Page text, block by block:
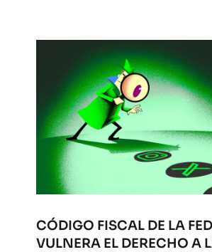
CÓDIGO FISCAL DE LA
VULNERA EL DERECHO A